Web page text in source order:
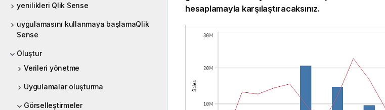
yenilikleri Qlik Sense
uygulamasını kullanmaya başlamaQlik
Sense
Oluştur
Verileri yönetme
Uygulamalar oluşturma
Görselleştirmeler
hesaplamayla karşılaştıracaksınız.